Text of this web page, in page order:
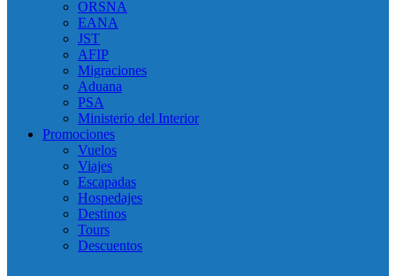
ORSNA
EANA
JST
AFIP
Migraciones
Aduana
PSA
Ministerio del Interior
Promociones
Vuelos
Viajes
Escapadas
Hospedajes
Destinos
Tours
Descuentos